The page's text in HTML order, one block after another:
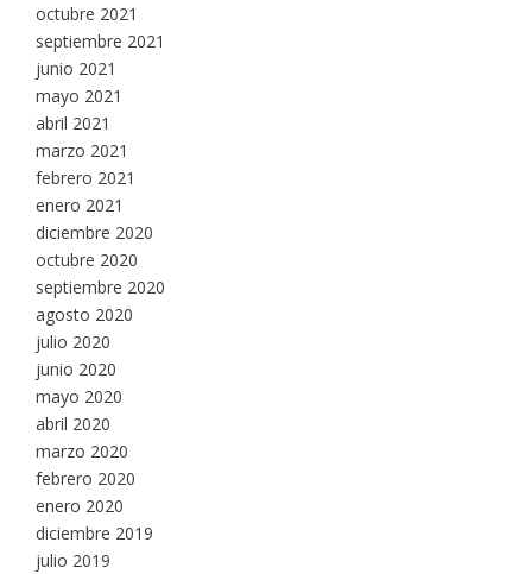
octubre 2021
septiembre 2021
junio 2021
mayo 2021
abril 2021
marzo 2021
febrero 2021
enero 2021
diciembre 2020
octubre 2020
septiembre 2020
agosto 2020
julio 2020
junio 2020
mayo 2020
abril 2020
marzo 2020
febrero 2020
enero 2020
diciembre 2019
julio 2019